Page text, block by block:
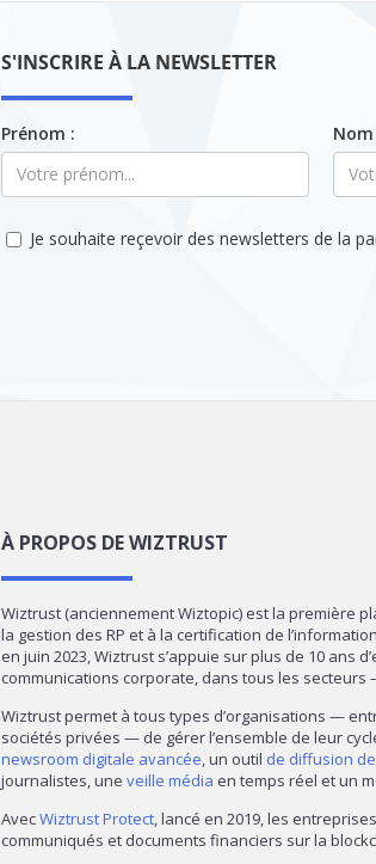
S'INSCRIRE À LA NEWSLETTER
Prénom : Nom
Je souhaite reçevoir des newsletters de la
À PROPOS DE WIZTRUST
Wiztrust (anciennement Wiztopic) est la première
la gestion des RP et à la certification de
en juin 2023, Wiztrust s’appuie sur plus de 10 ans
communications corporate, dans tous les secteurs
Wiztrust permet à tous types d’organisations —
sociétés privées — de gérer l’ensemble de leur
newsroom digitale avancée, un outil de diffusion
journalistes, une veille média en temps réel et un
AvecWiztrust Protect, lancé en 2019, les
communiqués et documents financiers sur la